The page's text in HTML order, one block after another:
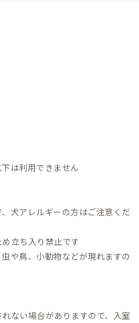
は利用できません
犬アレルギーの方はご注意くだ
立ち入り禁止です
や鳥、小動物などが現れますの
ない場合がありますので、入室